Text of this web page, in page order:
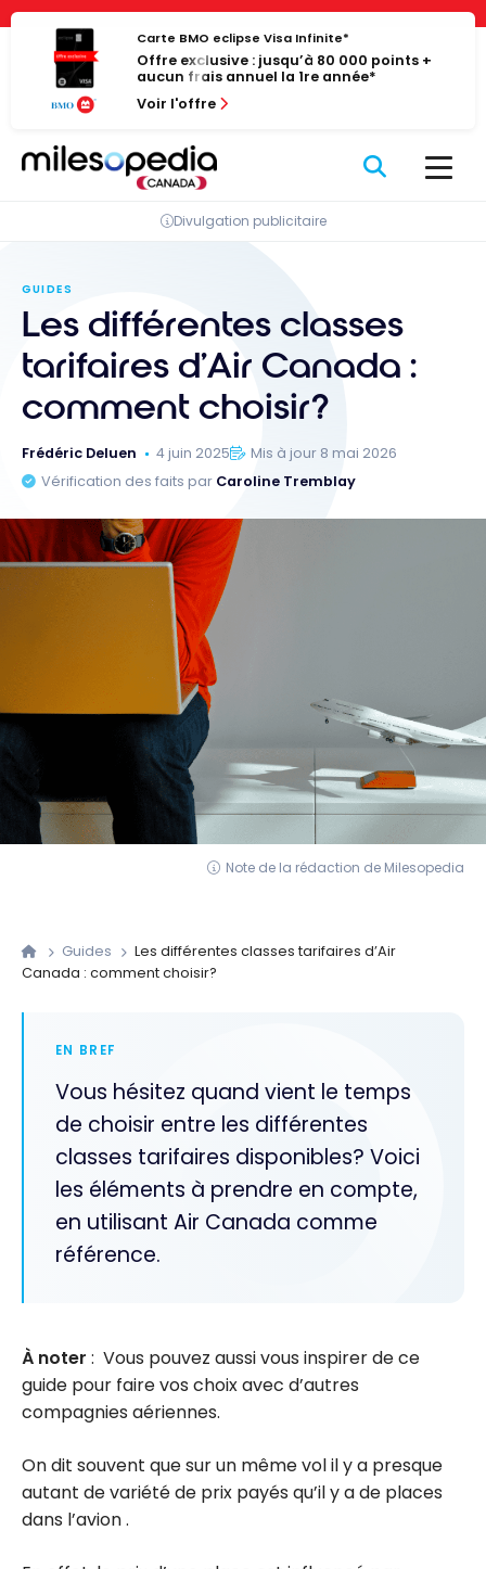
Panneau de gestion des cookies
Passer
contenu
Carte BMO eclipse Visa Infinite*
Offre exclusive : jusqu’à 80 000 points +
aucun frais annuel la 1re année*
Voir l'offre
Divulgation publicitaire
GUIDES
Les différentes classes
tarifaires d’Air Canada :
comment choisir?
Frédéric Deluen 4 juin 2025
Mis à jour 8 mai 2026
Vérification des faits par Caroline Tremblay
Note de la rédaction de Milesopedia
Guides
Les différentes classes tarifaires d’Air
Canada : comment choisir?
EN BREF
Vous hésitez quand vient le temps
de choisir entre les différentes
classes tarifaires disponibles? Voici
les éléments à prendre en compte,
en utilisant Air Canada comme
référence.
À noter : Vous pouvez aussi vous inspirer de ce
guide pour faire vos choix avec d’autres
compagnies aériennes.
On dit souvent que sur un même vol il y a presque
autant de variété de prix payés qu’il y a de places
dans l’avion .